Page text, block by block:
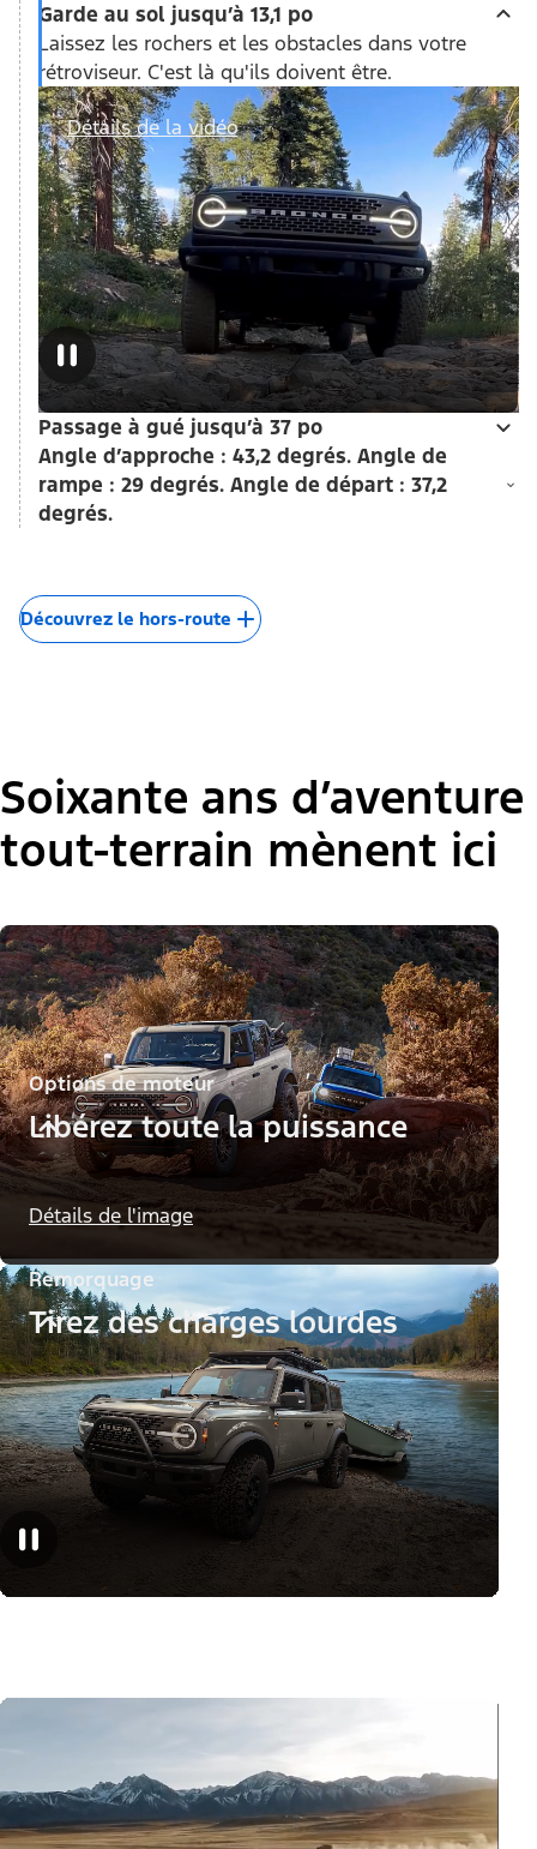
Garde au sol jusqu’à 13,1 po
Laissez les rochers et les obstacles dans votre
rétroviseur. C'est là qu'ils doivent être.
Détails de la vidéo
Passage à gué jusqu’à 37 po
Angle d’approche : 43,2 degrés. Angle de
rampe : 29 degrés. Angle de départ : 37,2
degrés.
Découvrez le hors-route
Soixante ans d’aventure
tout-terrain mènent ici
Options de moteur
Libérez toute la puissance
Détails de l'image
Remorquage
Tirez des charges lourdes